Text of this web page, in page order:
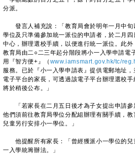
分派。
發言人補充說：「教育局會於明年一月中旬
學位及只準備參加統一派位的申請者，於二月
中心，辦理選校手續，以便進行統一派位。此外
教育局由二○二三年起分階段將小一入學申請電
用『智方便+』（ www.iamsmart.gov.hk/tc/
服務。已於『小一入學申請表』提供電郵地址
電子平台的家長，可透過該電子平台辦理選校
將於稍後公布。」
「若家長在二月五日後才為子女提出申請參
他們須前往教育局學位分配組辦理有關手續，
兒童另行安排小一學位。」
他提醒所有家長：「曾經獲派小一學位的兒
一入學統籌辦法。」